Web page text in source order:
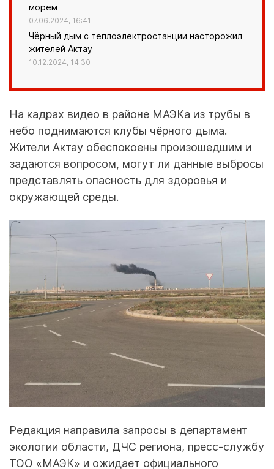
морем
07.06.2024, 16:41
Чёрный дым с теплоэлектростанции насторожил
жителей Актау
10.12.2024, 14:30
На кадрах видео в районе МАЭКа из трубы в
небо поднимаются клубы чёрного дыма.
Жители Актау обеспокоены произошедшим и
задаются вопросом, могут ли данные выбросы
представлять опасность для здоровья и
окружающей среды.
Редакция направила запросы в департамент
экологии области, ДЧС региона, пресс-службу
ТОО «МАЭК» и ожидает официального